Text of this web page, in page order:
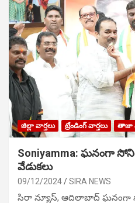
జిల్లా వార్తలు ట్రేండింగ్ వార్తలు తాజా
Soniyamma: ఘ‌నంగా
వేడుక‌లు
09/12/2024 SIRA NEWS
సిరా న్యూస్, ఆదిలాబాద్ ఘ‌నంగా